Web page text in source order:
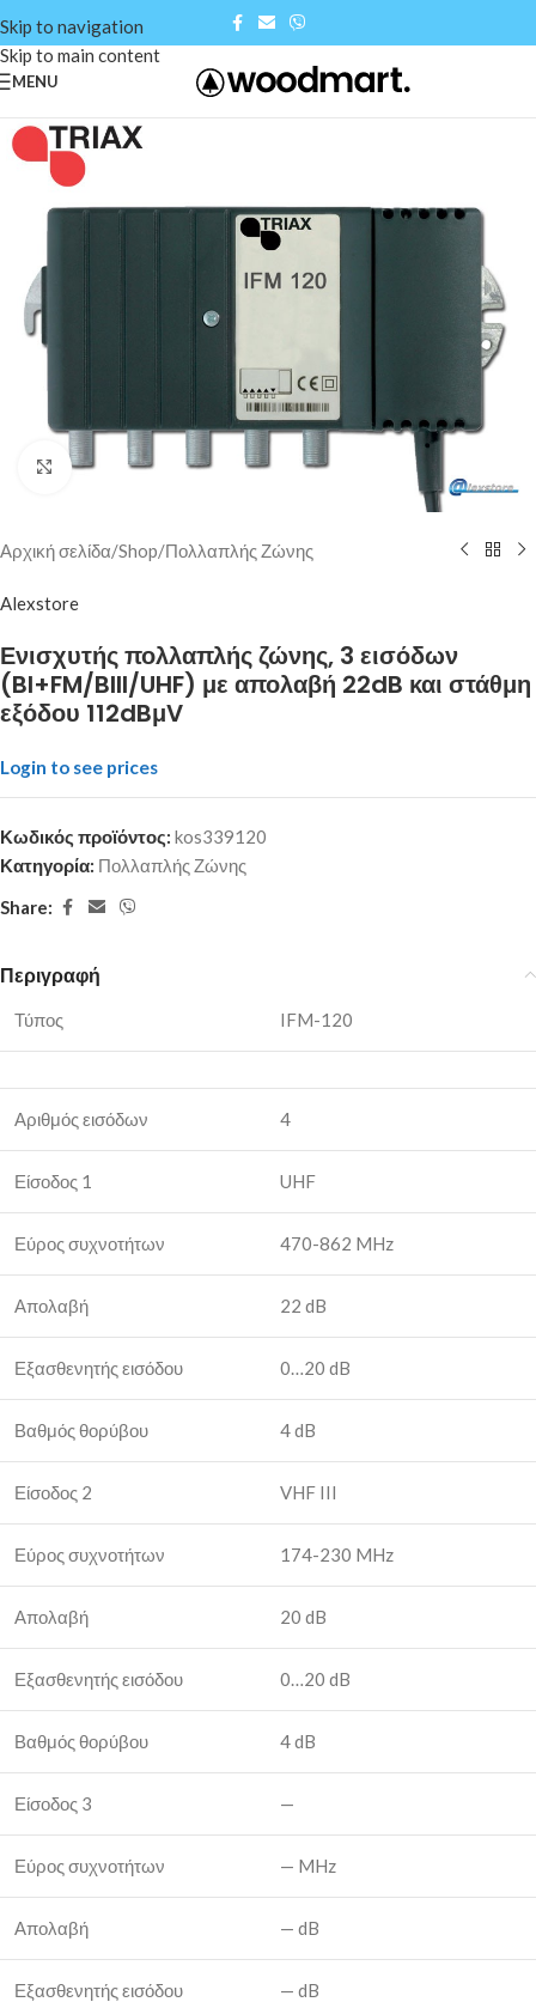
Skip to navigation
Skip to main content
MENU
Click to enlarge
Αρχική σελίδα/Shop/Πολλαπλής Ζώνης
Alexstore
Ενισχυτής πολλαπλής ζώνης, 3 εισόδων
(BI+FM/BIII/UHF) με απολαβή 22dB και στάθμη
εξόδου 112dBμV
Login to see prices
Κωδικός προϊόντος: kos339120
Κατηγορία: Πολλαπλής Ζώνης
Share:
Περιγραφή
Τύπος IFM-120
Αριθμός εισόδων 4
Είσοδος 1 UHF
Εύρος συχνοτήτων 470-862 MHz
Απολαβή 22 dB
Εξασθενητής εισόδου 0…20 dB
Βαθμός θορύβου 4 dB
Είσοδος 2 VHF III
Εύρος συχνοτήτων 174-230 MHz
Απολαβή 20 dB
Εξασθενητής εισόδου 0…20 dB
Βαθμός θορύβου 4 dB
Είσοδος 3 —
Εύρος συχνοτήτων — MHz
Απολαβή — dB
Εξασθενητής εισόδου — dB